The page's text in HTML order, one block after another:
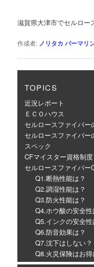
ゲ
シ
滋賀県大津市でセルロー
作成者: ノリタカ パーマリ
TOPICS
近況レポート
ＥＣＯハウス
セルロースファイバー
セルロースファイバー
スペック
CFマイスター資格制度
セルロースファイバー
Q1.断熱性能は？
Q2.調湿性能は？
Q3.防火性能は？
Q4.ホウ酸の安全性
Q5.インクの安全性
Q6.防音効果は？
Q7.沈下はしない？
Q8.火災保険はお得